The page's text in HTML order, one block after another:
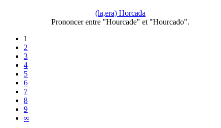
(la,era) Horcada
Prononcer entre "Hourcade" et "Hourcado".
1
2
3
4
5
6
7
8
9
∞